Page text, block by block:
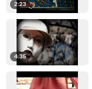
2:23
4:35